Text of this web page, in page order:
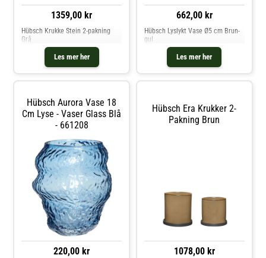
1359,00 kr
Les mer her
Hübsch Krukke Stein 2-pakning
Grå
662,00 kr
Les mer her
Hübsch Lyslykt Vase Ø5 cm Brun-
gul
Hübsch Aurora Vase 18
Cm Lyse - Vaser Glass Blå
- 661208
220,00 kr
Hübsch Era Krukker 2-
Pakning Brun
1078,00 kr